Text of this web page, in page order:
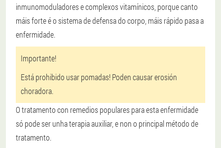
inmunomoduladores e complexos vitamínicos, porque canto
máis forte é o sistema de defensa do corpo, máis rápido pasa a
enfermidade.
Importante!
Está prohibido usar pomadas! Poden causar erosión
choradora.
O tratamento con remedios populares para esta enfermidade
só pode ser unha terapia auxiliar, e non o principal método de
tratamento.